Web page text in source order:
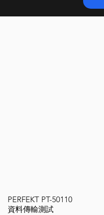
PERFEKT PT-50110
資料傳輸測試